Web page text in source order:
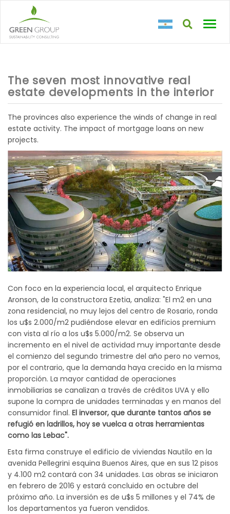
The seven most innovative real
estate developments in the interior
The provinces also experience the winds of change in real
estate activity. The impact of mortgage loans on new
projects.
Con foco en la experiencia local, el arquitecto Enrique
Aronson, de la constructora Ezetia, analiza: "El m2 en una
zona residencial, no muy lejos del centro de Rosario, ronda
los u$s 2.000/m2 pudiéndose elevar en edificios premium
con vista al río a los u$s 5.000/m2. Se observa un
incremento en el nivel de actividad muy importante desde
el comienzo del segundo trimestre del año pero no vemos,
por el contrario, que la demanda haya crecido en la misma
proporción. La mayor cantidad de operaciones
inmobiliarias se canalizan a través de créditos UVA y ello
supone la compra de unidades terminadas y en manos del
consumidor final. El inversor, que durante tantos años se
refugió en ladrillos, hoy se vuelca a otras herramientas
como las Lebac".
Esta firma construye el edificio de viviendas Nautilo en la
avenida Pellegrini esquina Buenos Aires, que en sus 12 pisos
y 4.100 m2 contará con 34 unidades. Las obras se iniciaron
en febrero de 2016 y estará concluido en octubre del
próximo año. La inversión es de u$s 5 millones y el 74% de
los departamentos ya fueron vendidos.